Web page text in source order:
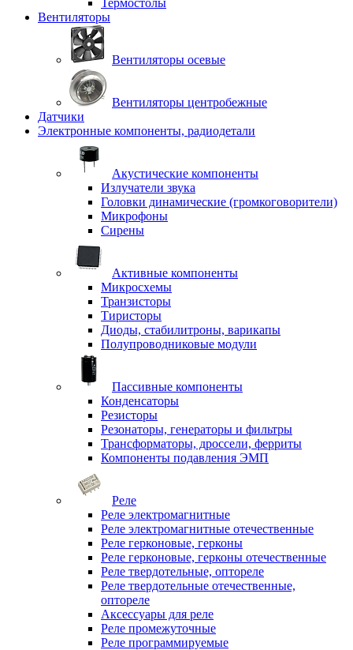
Термостолы
Вентиляторы
Вентиляторы осевые
Вентиляторы центробежные
Датчики
Электронные компоненты, радиодетали
Акустические компоненты
Излучатели звука
Головки динамические (громкоговорители)
Микрофоны
Сирены
Активные компоненты
Микросхемы
Транзисторы
Тиристоры
Диоды, стабилитроны, варикапы
Полупроводниковые модули
Пассивные компоненты
Конденсаторы
Резисторы
Резонаторы, генераторы и фильтры
Трансформаторы, дроссели, ферриты
Компоненты подавления ЭМП
Реле
Реле электромагнитные
Реле электромагнитные отечественные
Реле герконовые, герконы
Реле герконовые, герконы отечественные
Реле твердотельные, оптореле
Реле твердотельные отечественные,
оптореле
Аксессуары для реле
Реле промежуточные
Реле программируемые